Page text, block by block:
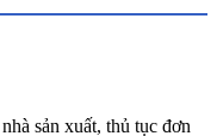
sản xuất, thủ tục đơn